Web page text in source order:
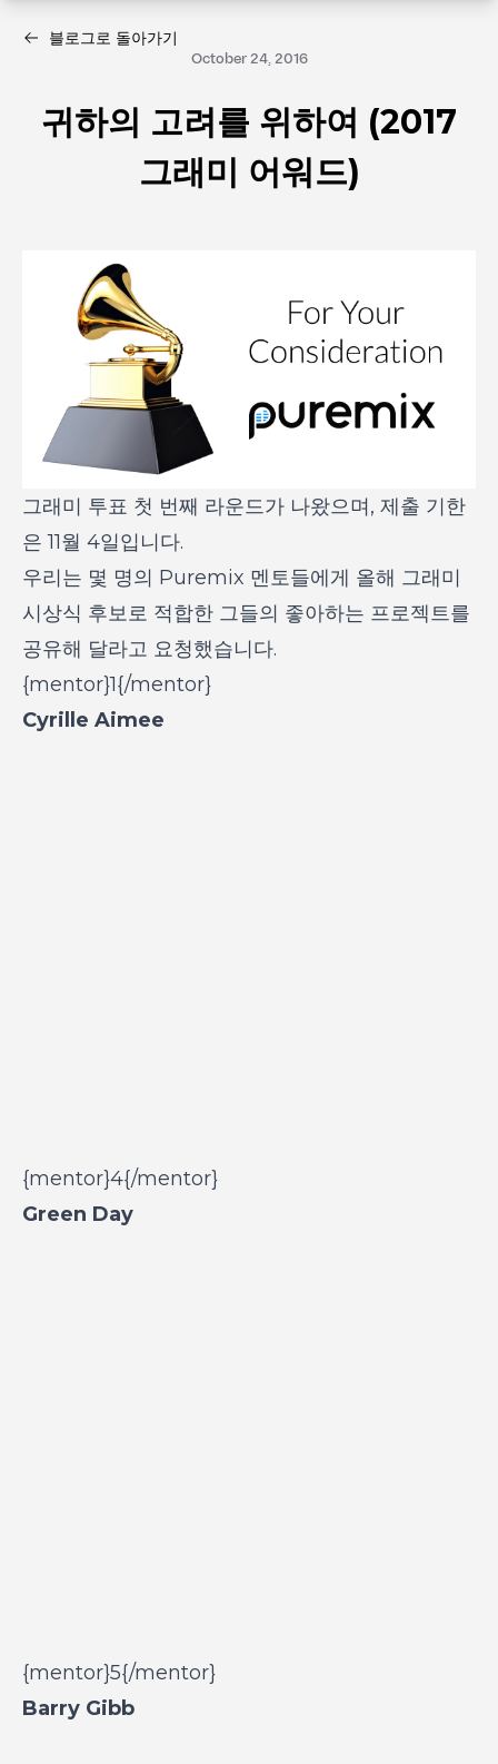
블로그로 돌아가기
October 24, 2016
귀하의 고려를 위하여 (2017
그래미 어워드)
그래미 투표 첫 번째 라운드가 나왔으며, 제출 기한
은 11월 4일입니다.
우리는 몇 명의 Puremix 멘토들에게 올해 그래미
시상식 후보로 적합한 그들의 좋아하는 프로젝트를
공유해 달라고 요청했습니다.
{mentor}1{/mentor}
Cyrille Aimee
{mentor}4{/mentor}
Green Day
{mentor}5{/mentor}
Barry Gibb